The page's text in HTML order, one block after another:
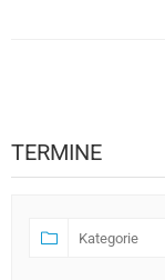
TERMINE